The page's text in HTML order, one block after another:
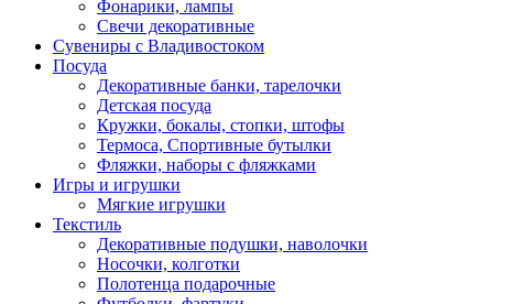
Фонарики, лампы
Свечи декоративные
Сувениры с Владивостоком
Посуда
Декоративные банки, тарелочки
Детская посуда
Кружки, бокалы, стопки, штофы
Термоса, Спортивные бутылки
Фляжки, наборы с фляжками
Игры и игрушки
Мягкие игрушки
Текстиль
Декоративные подушки, наволочки
Носочки, колготки
Полотенца подарочные